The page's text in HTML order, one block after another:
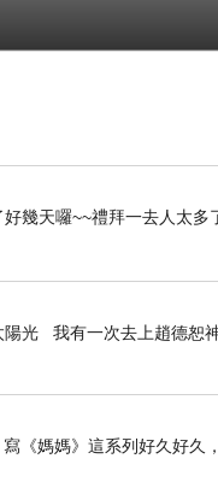
幾天囉~~禮拜一去人太
光 我有一次去上趙德恕
《媽媽》這系列好久好